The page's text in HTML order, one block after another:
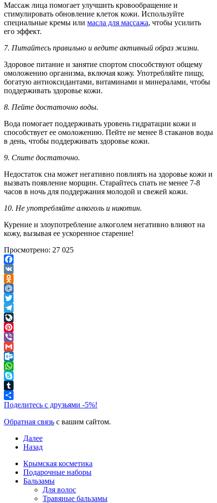
Массаж лица помогает улучшить кровообращение и
стимулировать обновление клеток кожи. Используйте
специальные кремы или масла для массажа, чтобы усилить
его эффект.
7. Питайтесь правильно и ведите активный образ жизни.
Здоровое питание и занятие спортом способствуют общему
омоложению организма, включая кожу. Употребляйте пищу,
богатую антиоксидантами, витаминами и минералами, чтобы
поддерживать здоровье кожи.
8. Пейте достаточно воды.
Вода помогает поддерживать уровень гидратации кожи и
способствует ее омоложению. Пейте не менее 8 стаканов воды
в день, чтобы поддерживать здоровье кожи.
9. Спите достаточно.
Недостаток сна может негативно повлиять на здоровье кожи и
вызвать появление морщин. Старайтесь спать не менее 7-8
часов в ночь для поддержания молодой и свежей кожи.
10. Не употребляйте алкоголь и никотин.
Курение и злоупотребление алкоголем негативно влияют на
кожу, вызывая ее ускоренное старение!
Просмотрено: 27 025
Facebook
VK
Odnoklassniki
Mail.Ru
Twitter
Telegram
LiveJournal
Pinterest
Viber
Gmail
Outlook.com
WhatsApp
Skype
Tumblr
Поделитесь с друзьями -5%!
Обратная связь с вашим сайтом.
Далее
Назад
Крымская косметика
Подарочные наборы
Бальзамы
Для волос
Травяные бальзамы